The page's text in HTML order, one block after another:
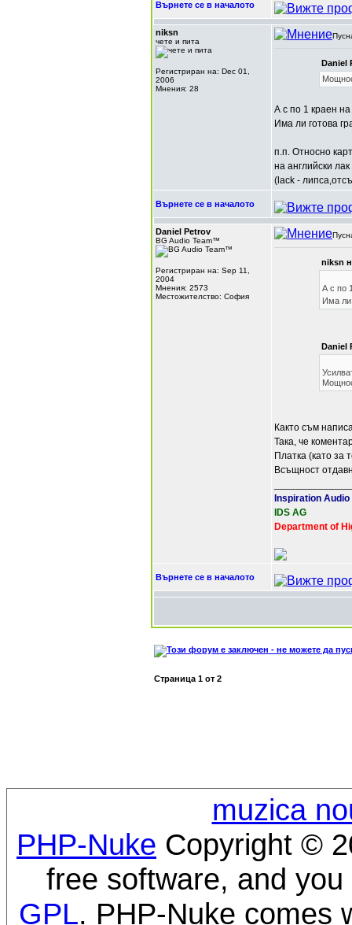
Върнете се в началото
niksn
чете и пита
Регистриран на: Dec 01,
2006
Мнения: 28
Daniel
А с по 1 краен
Има ли готова
п.п. Относно
на английски
(lack -
Върнете се в началото
Daniel Petrov
BG Audio Team™
Регистриран на: Sep 11,
2004
Мнения: 2573
Местожителство: София
niksn
А с по
Има ли
Daniel
Както съм
Така, че
Платка (като за
Всъщност
Inspiration Audio
IDS AG
Department of
Върнете се в началото
Страница 1 от 2
muzica
PHP-Nuke Copyright ©
free software, and
GPL. PHP-Nuke comes